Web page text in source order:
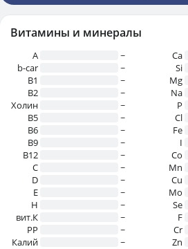
Витамины и минералы
A
~
b-car
~
В1
~
B2
~
Холин
~
B5
~
B6
~
B9
~
B12
~
C
~
D
~
E
~
H
~
вит.К
~
PP
~
Калий
~
Ca
Si
Mg
Na
P
Cl
Fe
I
Co
Mn
Cu
Mo
Se
F
Cr
Zn